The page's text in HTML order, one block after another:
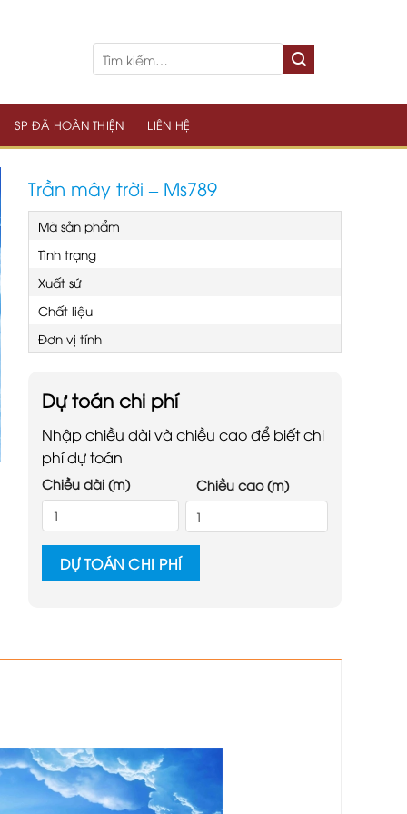
SP ĐÃ HOÀN THIỆN LIÊN HỆ
Trần mây trời – Ms789
Mã sản phẩm
Tình trạng
Xuất sứ
Chất liệu
Đơn vị tính
Dự toán chi phí
Nhập chiều dài và chiều cao để biết chi
phí dự toán
Chiều dài (m) Chiều cao (m)
DỰ TOÁN CHI PHÍ